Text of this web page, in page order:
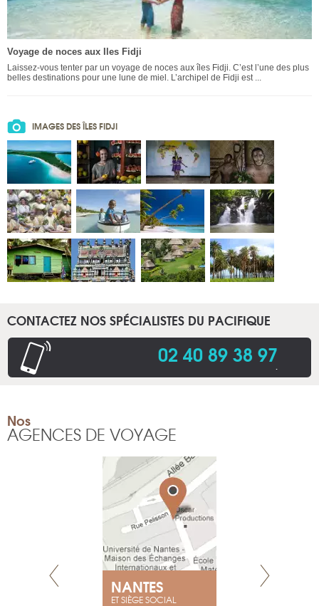
Voyage de noces aux Iles Fidji
Laissez-vous tenter par un voyage de noces aux îles Fidji. C’est l’une des plus
belles destinations pour une lune de miel. L’archipel de Fidji est ...
IMAGES DES ÎLES FIDJI
CONTACTEZ NOS SPÉCIALISTES DU PACIFIQUE
02 40 89 38 97.
Nos
AGENCES DE VOYAGE
NANTES
ET SIÈGE SOCIAL